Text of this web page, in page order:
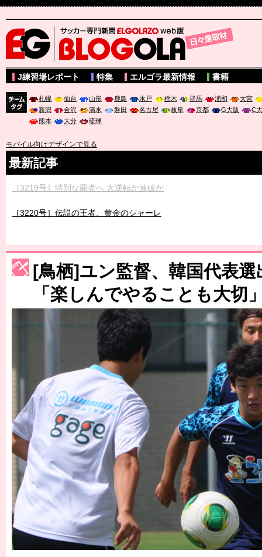
サッカー専門新聞ELGOLAZO web版 BLOGOLA
J練習場レポート 特集 エルゴラ最新情報 書籍
札幌 仙台 山形 鹿島 水戸 栃木 群馬 浦和
大宮
新潟
金沢 清水 磐田 名古屋 岐阜 京都 G大阪
C
熊本
大分 琉球
モバイル向けデザインで見る
最新記事
［3219号］特別な覇者へ 大逆転か連破か
［3220号］伝説の王者、黄金のシャーレ
［3230号］世界一への夢は終わらない
［3223号］一丸。日本出陣
［3222号］史上最大のW杯開幕 注目は「個」
長谷川 アーリアジャスールさんがシンポジウム「気候変動から命
[鳥栖]ユン監督、韓国代表
「楽しんでやることも大切